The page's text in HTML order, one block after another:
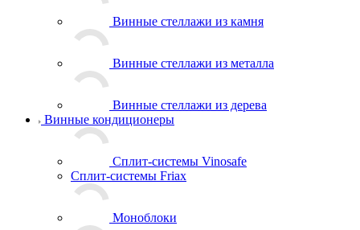
Винные стеллажи из камня
Винные стеллажи из металла
Винные стеллажи из дерева
Винные кондиционеры
Сплит-системы Vinosafe
Сплит-системы Friax
Моноблоки